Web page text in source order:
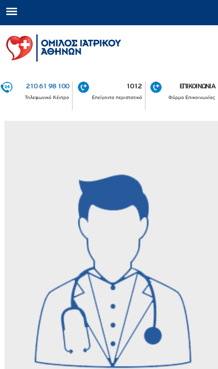
210 61 98 100
Τηλεφωνικό Κέντρο
1012
Επείγοντα περιστατικά
ΕΠΙΚΟΙΝΩΝΙΑ
Φόρμα Επικοινωνίας